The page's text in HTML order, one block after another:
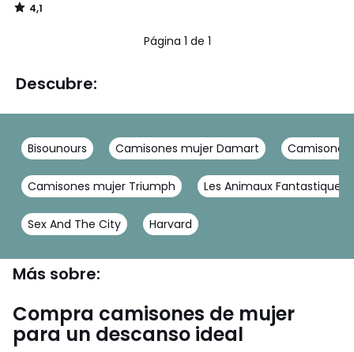
4,1
/
Página 1 de 1
Descubre:
Bisounours Camisones mujer Damart Camisones
Camisones mujer Triumph Les Animaux Fantastiques
Sex And The City Harvard
Más sobre:
Compra camisones de mujer
para un descanso ideal